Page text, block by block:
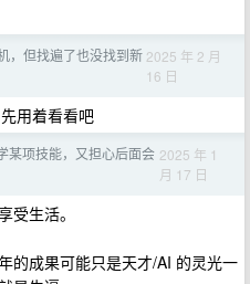
，但找遍了也没找到新 2025 年 2 月
16 日
用着看看吧
某项技能，又担心后面会 2025 年 1
月 17 日
受生活。
的成果可能只是天才/AI 的灵光一